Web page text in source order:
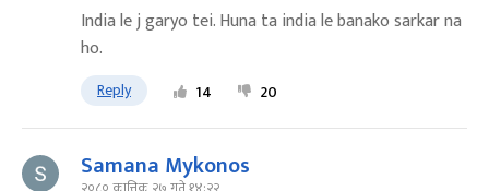
India le j garyo tei. Huna ta india le banako sarkar na
ho.
Reply 14 20
Samana Mykonos